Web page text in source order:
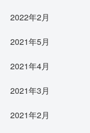
2022年2月
2021年5月
2021年4月
2021年3月
2021年2月